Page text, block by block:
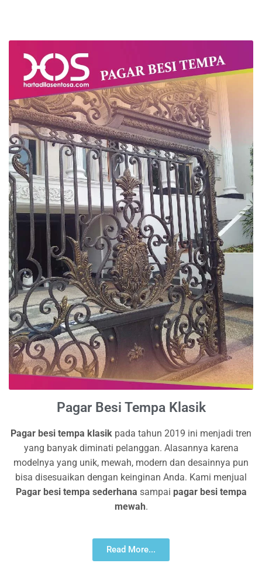
Pagar Besi Tempa Klasik
Pagar besi tempa klasik pada tahun 2019 ini menjadi tren
yang banyak diminati pelanggan. Alasannya karena
modelnya yang unik, mewah, modern dan desainnya pun
bisa disesuaikan dengan keinginan Anda. Kami menjual
Pagar besi tempa sederhana sampai pagar besi tempa
mewah.
Read More...